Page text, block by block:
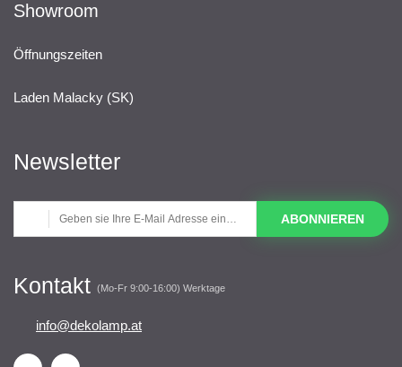
Showroom
Öffnungszeiten
Laden Malacky (SK)
Newsletter
ABONNIEREN
Kontakt (Mo-Fr 9:00-16:00) Werktage
info@dekolamp.at